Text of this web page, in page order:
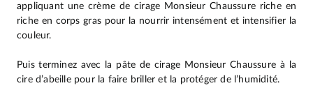
appliquant une crème de cirage Monsieur Chaussure riche en
riche en corps gras pour la nourrir intensément et intensifier la
couleur.
Puis terminez avec la pâte de cirage Monsieur Chaussure à la
cire d’abeille pour la faire briller et la protéger de l’humidité.